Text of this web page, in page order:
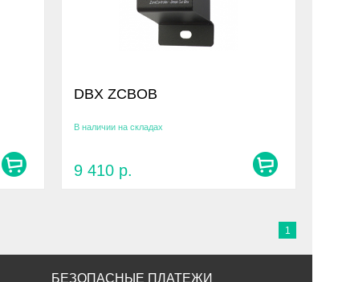
DBX ZCBOB
В наличии на складах
9 410 р.
1
БЕЗОПАСНЫЕ ПЛАТЕЖИ